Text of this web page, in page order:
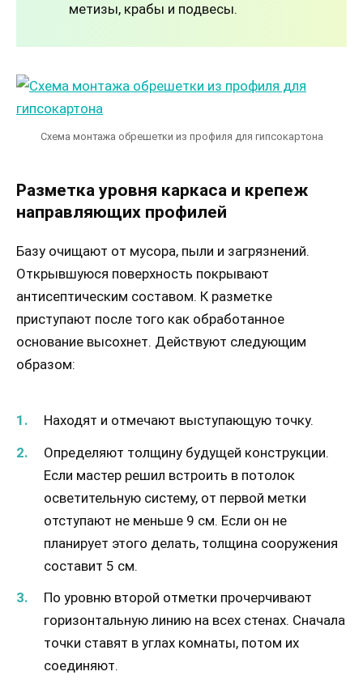
метизы, крабы и подвесы.
Схема монтажа обрешетки из профиля для гипсокартона
Разметка уровня каркаса и крепеж
направляющих профилей
Базу очищают от мусора, пыли и загрязнений.
Открывшуюся поверхность покрывают
антисептическим составом. К разметке
приступают после того как обработанное
основание высохнет. Действуют следующим
образом:
Находят и отмечают выступающую точку.
Определяют толщину будущей конструкции.
Если мастер решил встроить в потолок
осветительную систему, от первой метки
отступают не меньше 9 см. Если он не
планирует этого делать, толщина сооружения
составит 5 см.
По уровню второй отметки прочерчивают
горизонтальную линию на всех стенах. Сначала
точки ставят в углах комнаты, потом их
соединяют.